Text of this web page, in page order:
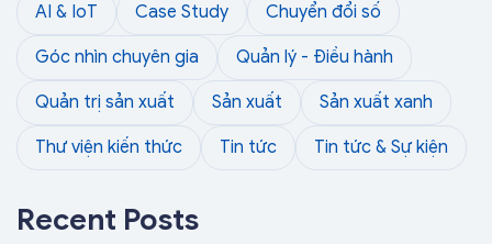
AI & IoT Case Study Chuyển đổi số
Góc nhìn chuyên gia Quản lý - Điều hành
Quản trị sản xuất Sản xuất Sản xuất xanh
Thư viện kiến thức Tin tức Tin tức & Sự kiện
Recent Posts